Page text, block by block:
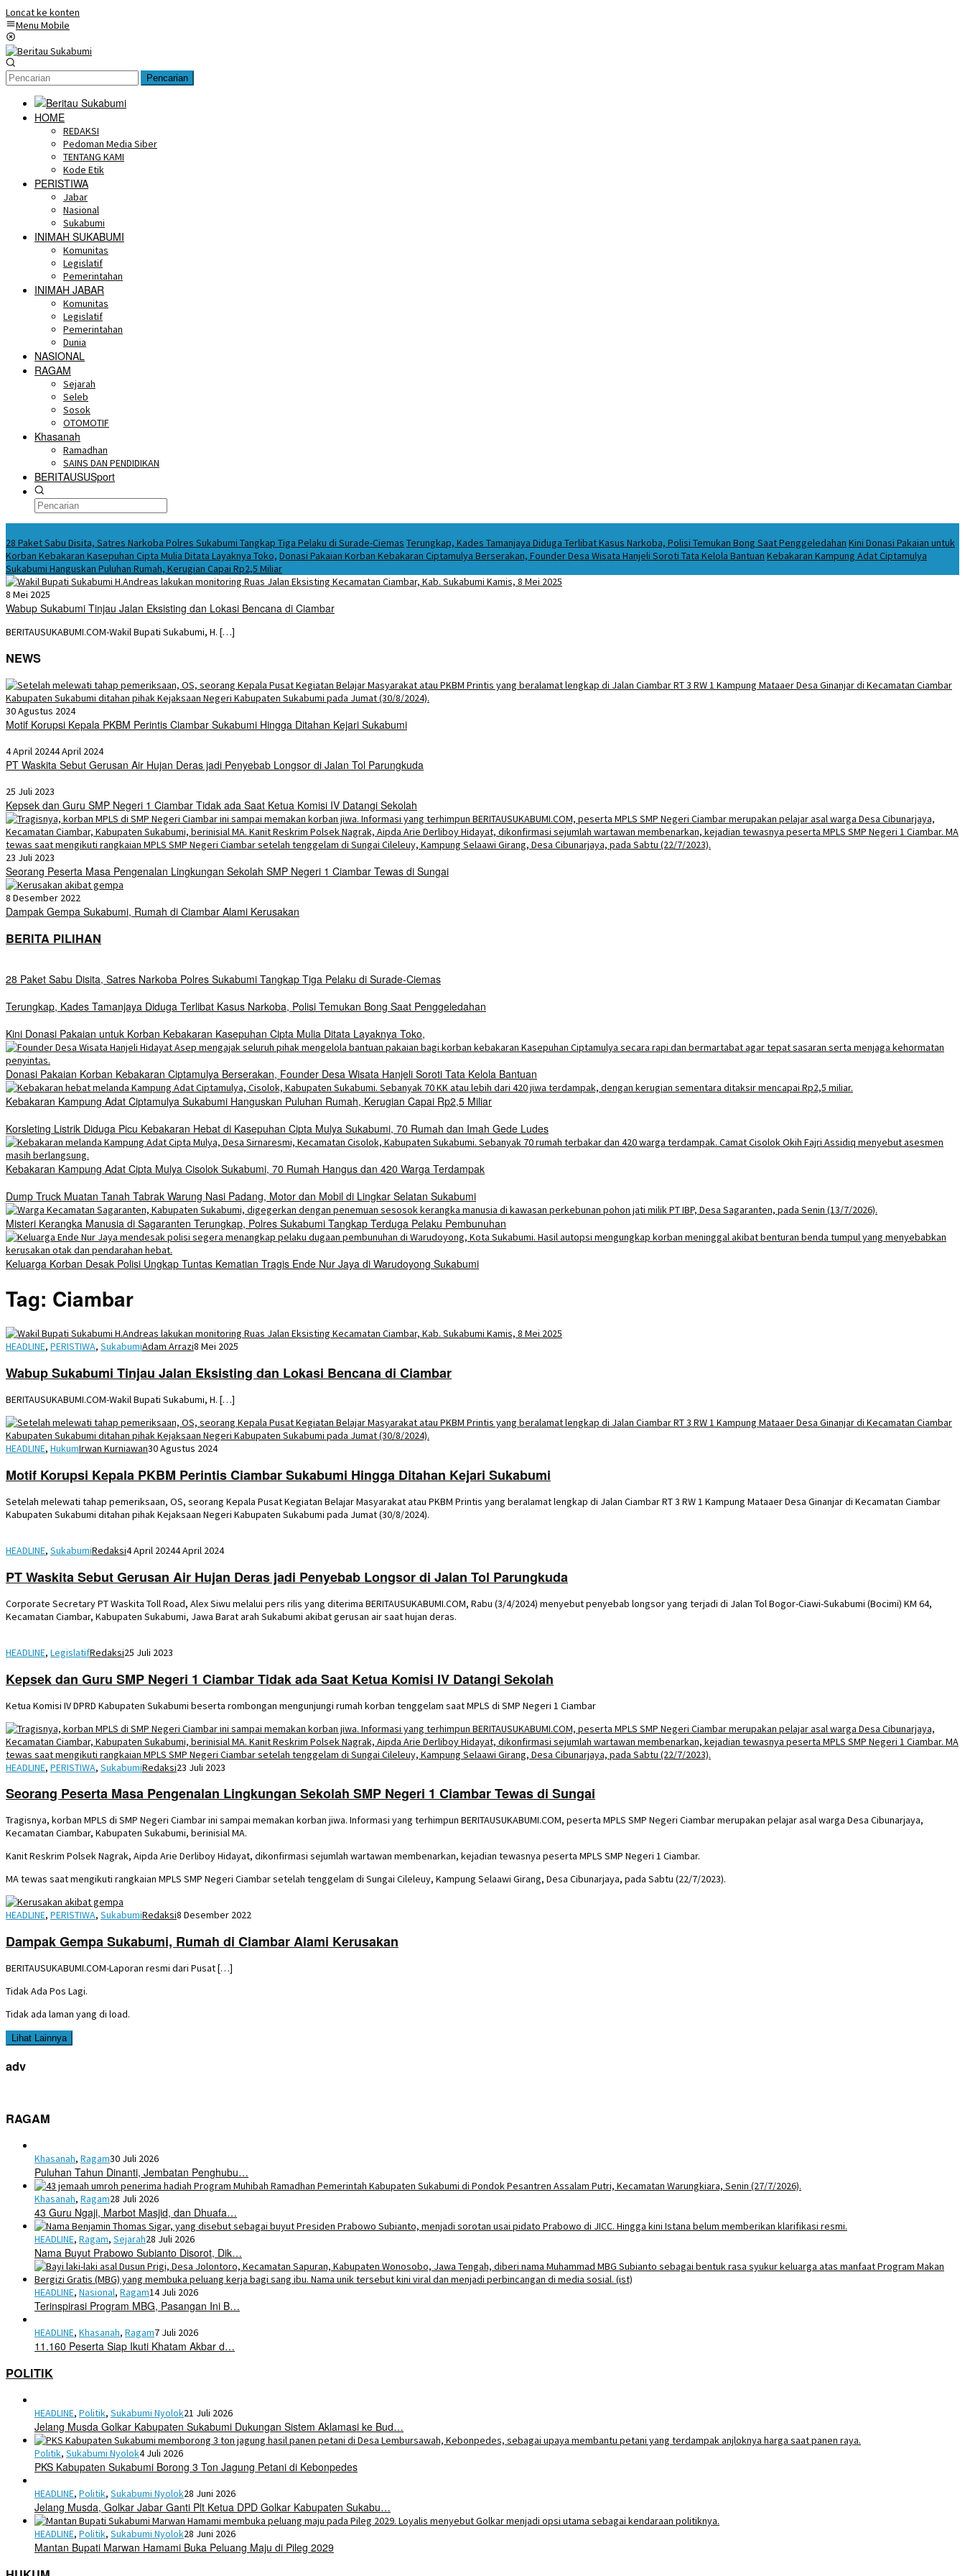
Loncat ke konten
Menu Mobile
Pencarian
HOME
REDAKSI
Pedoman Media Siber
TENTANG KAMI
Kode Etik
PERISTIWA
Jabar
Nasional
Sukabumi
INIMAH SUKABUMI
Komunitas
Legislatif
Pemerintahan
INIMAH JABAR
Komunitas
Legislatif
Pemerintahan
Dunia
NASIONAL
RAGAM
Sejarah
Seleb
Sosok
OTOMOTIF
Khasanah
Ramadhan
SAINS DAN PENDIDIKAN
BERITAUSUSport
28 Paket Sabu Disita, Satres Narkoba Polres Sukabumi Tangkap Tiga Pelaku di Surade-Ciemas Terungkap, Kades Tamanjaya Diduga Terlibat Kasus Narkoba, Polisi Temukan Bong Saat Penggeledahan Kini Donasi Pakaian untuk
Korban Kebakaran Kasepuhan Cipta Mulia Ditata Layaknya Toko, Donasi Pakaian Korban Kebakaran Ciptamulya Berserakan, Founder Desa Wisata Hanjeli Soroti Tata Kelola Bantuan Kebakaran Kampung Adat Ciptamulya
Sukabumi Hanguskan Puluhan Rumah, Kerugian Capai Rp2,5 Miliar
8 Mei 2025
Wabup Sukabumi Tinjau Jalan Eksisting dan Lokasi Bencana di Ciambar
BERITAUSUKABUMI.COM-Wakil Bupati Sukabumi, H. […]
NEWS
30 Agustus 2024
Motif Korupsi Kepala PKBM Perintis Ciambar Sukabumi Hingga Ditahan Kejari Sukabumi
4 April 20244 April 2024
PT Waskita Sebut Gerusan Air Hujan Deras jadi Penyebab Longsor di Jalan Tol Parungkuda
25 Juli 2023
Kepsek dan Guru SMP Negeri 1 Ciambar Tidak ada Saat Ketua Komisi IV Datangi Sekolah
23 Juli 2023
Seorang Peserta Masa Pengenalan Lingkungan Sekolah SMP Negeri 1 Ciambar Tewas di Sungai
8 Desember 2022
Dampak Gempa Sukabumi, Rumah di Ciambar Alami Kerusakan
BERITA PILIHAN
28 Paket Sabu Disita, Satres Narkoba Polres Sukabumi Tangkap Tiga Pelaku di Surade-Ciemas
Terungkap, Kades Tamanjaya Diduga Terlibat Kasus Narkoba, Polisi Temukan Bong Saat Penggeledahan
Kini Donasi Pakaian untuk Korban Kebakaran Kasepuhan Cipta Mulia Ditata Layaknya Toko,
Donasi Pakaian Korban Kebakaran Ciptamulya Berserakan, Founder Desa Wisata Hanjeli Soroti Tata Kelola Bantuan
Kebakaran Kampung Adat Ciptamulya Sukabumi Hanguskan Puluhan Rumah, Kerugian Capai Rp2,5 Miliar
Korsleting Listrik Diduga Picu Kebakaran Hebat di Kasepuhan Cipta Mulya Sukabumi, 70 Rumah dan Imah Gede Ludes
Kebakaran Kampung Adat Cipta Mulya Cisolok Sukabumi, 70 Rumah Hangus dan 420 Warga Terdampak
Dump Truck Muatan Tanah Tabrak Warung Nasi Padang, Motor dan Mobil di Lingkar Selatan Sukabumi
Misteri Kerangka Manusia di Sagaranten Terungkap, Polres Sukabumi Tangkap Terduga Pelaku Pembunuhan
Keluarga Korban Desak Polisi Ungkap Tuntas Kematian Tragis Ende Nur Jaya di Warudoyong Sukabumi
Tag: Ciambar
HEADLINE, PERISTIWA, SukabumiAdam Arrazi8 Mei 2025
Wabup Sukabumi Tinjau Jalan Eksisting dan Lokasi Bencana di Ciambar
BERITAUSUKABUMI.COM-Wakil Bupati Sukabumi, H. […]
HEADLINE, HukumIrwan Kurniawan30 Agustus 2024
Motif Korupsi Kepala PKBM Perintis Ciambar Sukabumi Hingga Ditahan Kejari Sukabumi
Setelah melewati tahap pemeriksaan, OS, seorang Kepala Pusat Kegiatan Belajar Masyarakat atau PKBM Printis yang beralamat lengkap di Jalan Ciambar RT 3 RW 1 Kampung Mataaer Desa Ginanjar di Kecamatan Ciambar
Kabupaten Sukabumi ditahan pihak Kejaksaan Negeri Kabupaten Sukabumi pada Jumat (30/8/2024).
HEADLINE, SukabumiRedaksi4 April 20244 April 2024
PT Waskita Sebut Gerusan Air Hujan Deras jadi Penyebab Longsor di Jalan Tol Parungkuda
Corporate Secretary PT Waskita Toll Road, Alex Siwu melalui pers rilis yang diterima BERITAUSUKABUMI.COM, Rabu (3/4/2024) menyebut penyebab longsor yang terjadi di Jalan Tol Bogor-Ciawi-Sukabumi (Bocimi) KM 64,
Kecamatan Ciambar, Kabupaten Sukabumi, Jawa Barat arah Sukabumi akibat gerusan air saat hujan deras.
HEADLINE, LegislatifRedaksi25 Juli 2023
Kepsek dan Guru SMP Negeri 1 Ciambar Tidak ada Saat Ketua Komisi IV Datangi Sekolah
Ketua Komisi IV DPRD Kabupaten Sukabumi beserta rombongan mengunjungi rumah korban tenggelam saat MPLS di SMP Negeri 1 Ciambar
HEADLINE, PERISTIWA, SukabumiRedaksi23 Juli 2023
Seorang Peserta Masa Pengenalan Lingkungan Sekolah SMP Negeri 1 Ciambar Tewas di Sungai
Tragisnya, korban MPLS di SMP Negeri Ciambar ini sampai memakan korban jiwa. Informasi yang terhimpun BERITAUSUKABUMI.COM, peserta MPLS SMP Negeri Ciambar merupakan pelajar asal warga Desa Cibunarjaya,
Kecamatan Ciambar, Kabupaten Sukabumi, berinisial MA.
Kanit Reskrim Polsek Nagrak, Aipda Arie Derliboy Hidayat, dikonfirmasi sejumlah wartawan membenarkan, kejadian tewasnya peserta MPLS SMP Negeri 1 Ciambar.
MA tewas saat mengikuti rangkaian MPLS SMP Negeri Ciambar setelah tenggelam di Sungai Cileleuy, Kampung Selaawi Girang, Desa Cibunarjaya, pada Sabtu (22/7/2023).
HEADLINE, PERISTIWA, SukabumiRedaksi8 Desember 2022
Dampak Gempa Sukabumi, Rumah di Ciambar Alami Kerusakan
BERITAUSUKABUMI.COM-Laporan resmi dari Pusat […]
Tidak Ada Pos Lagi.
Tidak ada laman yang di load.
Lihat Lainnya
adv
RAGAM
Khasanah, Ragam30 Juli 2026
Puluhan Tahun Dinanti, Jembatan Penghubu…
Khasanah, Ragam28 Juli 2026
43 Guru Ngaji, Marbot Masjid, dan Dhuafa…
HEADLINE, Ragam, Sejarah28 Juli 2026
Nama Buyut Prabowo Subianto Disorot, Dik…
HEADLINE, Nasional, Ragam14 Juli 2026
Terinspirasi Program MBG, Pasangan Ini B…
HEADLINE, Khasanah, Ragam7 Juli 2026
11.160 Peserta Siap Ikuti Khatam Akbar d…
POLITIK
HEADLINE, Politik, Sukabumi Nyolok21 Juli 2026
Jelang Musda Golkar Kabupaten Sukabumi Dukungan Sistem Aklamasi ke Bud…
Politik, Sukabumi Nyolok4 Juli 2026
PKS Kabupaten Sukabumi Borong 3 Ton Jagung Petani di Kebonpedes
HEADLINE, Politik, Sukabumi Nyolok28 Juni 2026
Jelang Musda, Golkar Jabar Ganti Plt Ketua DPD Golkar Kabupaten Sukabu…
HEADLINE, Politik, Sukabumi Nyolok28 Juni 2026
Mantan Bupati Marwan Hamami Buka Peluang Maju di Pileg 2029